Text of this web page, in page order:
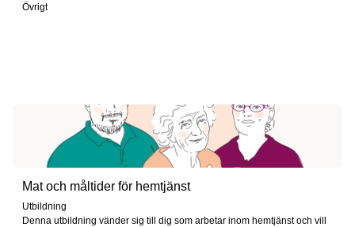
Övrigt
Mat och måltider för hemtjänst
Utbildning
Denna utbildning vänder sig till dig som arbetar inom hemtjänst och vill